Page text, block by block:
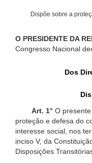
Dispõe sobre a
O PRESIDENTE DA
Congresso Nacional
Dos
Art. 1° O
proteção e defesa do
interesse social, nos
inciso V, da
Disposições